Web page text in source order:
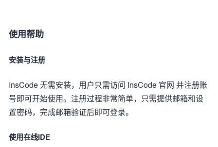
使用帮助
安装与注册
InsCode 无需安装，用户只需访问 InsCode 官网 并注册账
号即可开始使用。注册过程非常简单，只需提供邮箱和设
置密码，完成邮箱验证后即可登录。
使用在线IDE